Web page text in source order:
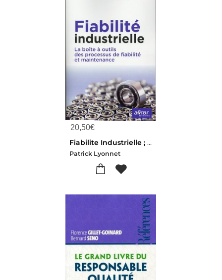
20,50€
Fiabilite Industrielle ; La Boite A Outils Des Processus De Fiabilite Et Maintenance
Patrick Lyonnet